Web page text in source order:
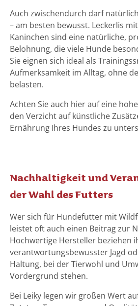
Auch zwischendurch darf
– am besten bewusst. Leckerlis
Kaninchen sind eine natürliche,
Belohnung, die viele Hunde
Sie eignen sich ideal als
Aufmerksamkeit im Alltag, ohne
belasten.
Achten Sie auch hier auf eine
den Verzicht auf künstliche
Ernährung Ihres Hundes zu
Nachhaltigkeit und
der Wahl des Futters
Wer sich für Hundefutter mit
leistet oft auch einen Beitrag zur
Hochwertige Hersteller beziehen
verantwortungsbewusster Jagd
Haltung, bei der Tierwohl und
Vordergrund stehen.
Bei Leiky legen wir großen Wert